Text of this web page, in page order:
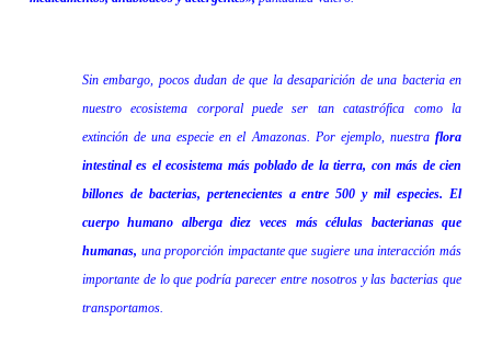
Sin embargo, pocos dudan de que la desaparición de una bacteria en
nuestro ecosistema corporal puede ser tan catastrófica como la
extinción de una especie en el Amazonas. Por ejemplo, nuestraflora
intestinal es el ecosistema más poblado de la tierra, con más de cien
billones de bacterias, pertenecientes a entre 500 y mil especies. El
cuerpo humano alberga diez veces más células bacterianas que
humanas, una proporción impactante que sugiere una interacción más
importante de lo que podría parecer entre nosotros y las bacterias que
transportamos.